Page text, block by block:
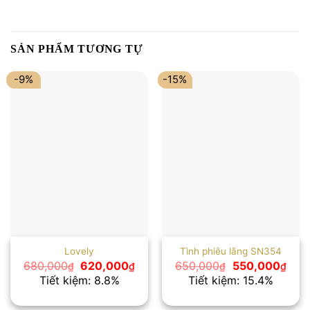
SẢN PHẨM TƯƠNG TỰ
-9%
Lovely
680,000₫ Giá
gốc
là:
620,000₫Giá
là:
Tiết kiệm: 8.8%
-15%
Tình phiêu lãng SN354
650,000₫
Giá
gốc
là:
550,000₫Giá
hiện
Tiết kiệm: 15.4%